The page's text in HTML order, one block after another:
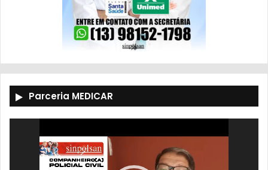
Parceria MEDICAR